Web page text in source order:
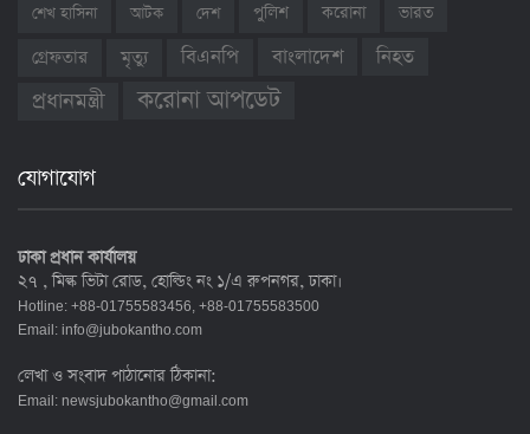
শেখ হাসিনা আটক দেশ পুলিশ করোনা
ভারত
গ্রেফতার
মৃত্যু বিএনপি বাংলাদেশ নিহত
প্রধানমন্ত্রী করোনা আপডেট
যোগাযোগ
ঢাকা প্রধান কার্যালয়
২৭ , মিল্ক ভিটা রোড, হোল্ডিং নং ১/এ রুপনগর, ঢাকা।
Hotline: +88-01755583456, +88-01755583500
Email: info@jubokantho.com
লেখা ও সংবাদ পাঠানোর ঠিকানা:
Email: newsjubokantho@gmail.com